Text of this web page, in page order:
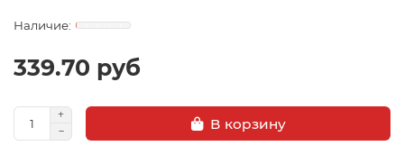
339.70 руб
В корзину